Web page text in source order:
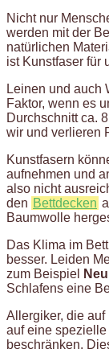
Nicht nur
werden mit der
natürlichen
ist Kunstfaser für
Leinen und auch
Faktor, wenn es
Durchschnitt ca.
wir und verlieren
Kunstfasern
aufnehmen und
also nicht
den Bettdecken
Baumwolle
Das Klima im
besser. Leiden
zum Beispiel
Schlafens eine
Allergiker, die auf
auf eine
beschränken.